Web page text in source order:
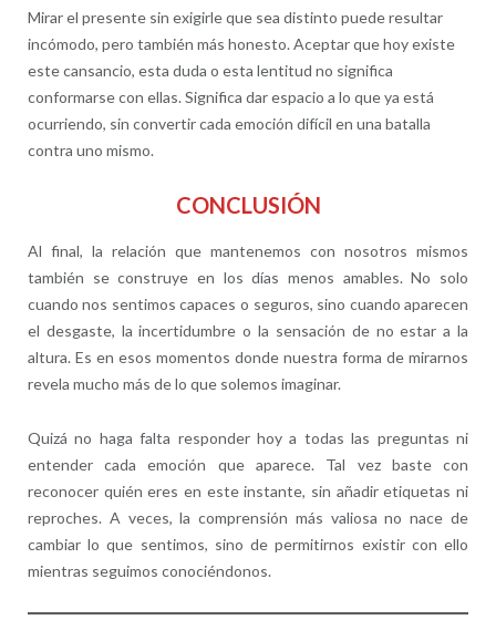
Mirar el presente sin exigirle que sea distinto puede resultar
incómodo, pero también más honesto. Aceptar que hoy existe
este cansancio, esta duda o esta lentitud no significa
conformarse con ellas. Significa dar espacio a lo que ya está
ocurriendo, sin convertir cada emoción difícil en una batalla
contra uno mismo.
CONCLUSIÓN
Al final, la relación que mantenemos con nosotros mismos
también se construye en los días menos amables. No solo
cuando nos sentimos capaces o seguros, sino cuando aparecen
el desgaste, la incertidumbre o la sensación de no estar a la
altura. Es en esos momentos donde nuestra forma de mirarnos
revela mucho más de lo que solemos imaginar.
Quizá no haga falta responder hoy a todas las preguntas ni
entender cada emoción que aparece. Tal vez baste con
reconocer quién eres en este instante, sin añadir etiquetas ni
reproches. A veces, la comprensión más valiosa no nace de
cambiar lo que sentimos, sino de permitirnos existir con ello
mientras seguimos conociéndonos.